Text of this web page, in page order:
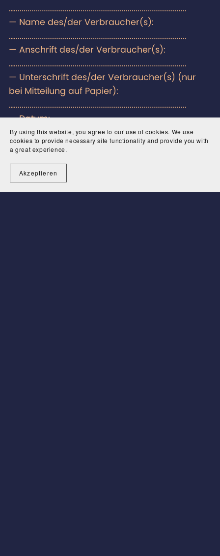
…........................................................................................
— Name des/der Verbraucher(s):
…........................................................................................
— Anschrift des/der Verbraucher(s):
…........................................................................................
— Unterschrift des/der Verbraucher(s) (nur
bei Mitteilung auf Papier):
…........................................................................................
— Datum:
…........................................................................................
(*) Unzutreffendes streichen.
By using this website, you agree to our use of cookies. We use
cookies to provide necessary site functionality and provide you with
a great experience.
Akzeptieren